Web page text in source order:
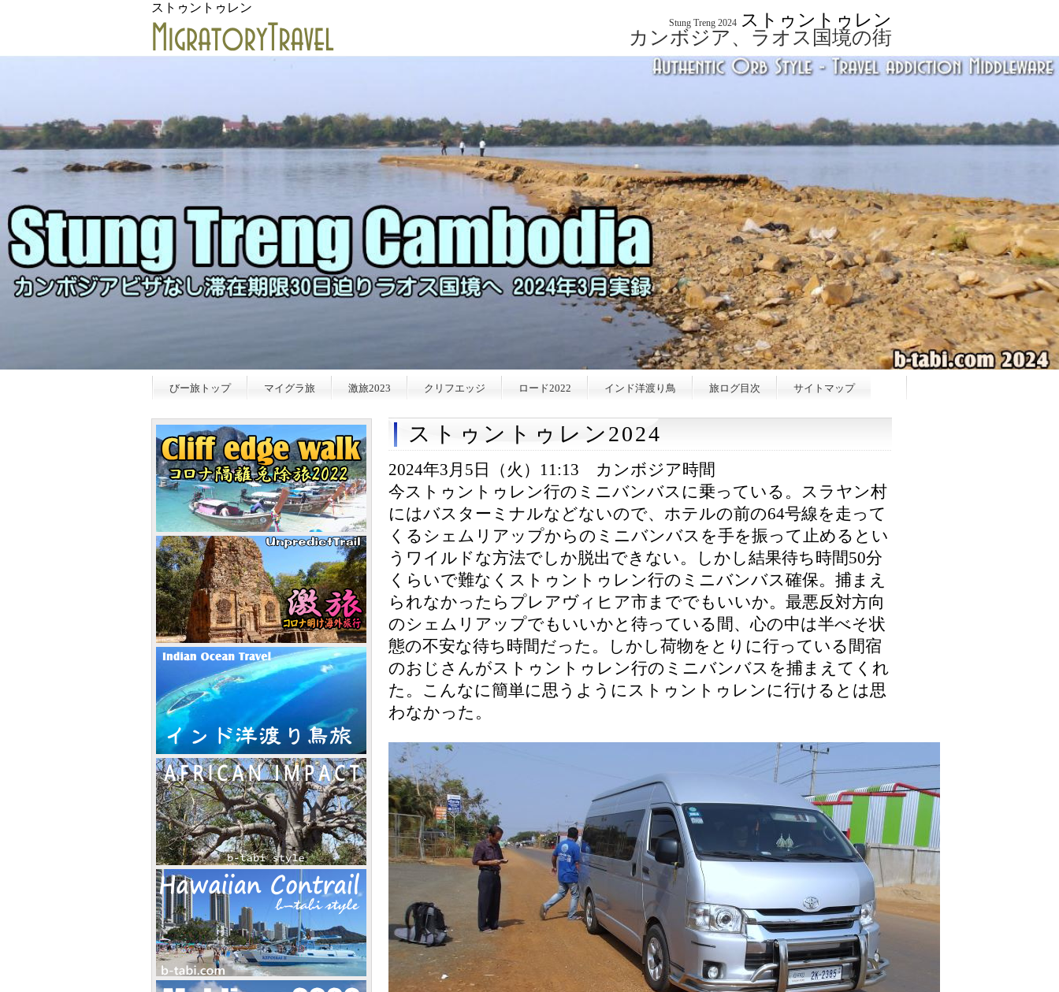
ストゥントゥレン
Stung Treng 2024 ストゥントゥレン
カンボジア、ラオス国境の街
ストゥントゥレン2024
2024年3月5日（火）11:13 カンボジア時間
今ストゥントゥレン行のミニバンバスに乗っている。スラヤン村
にはバスターミナルなどないので、ホテルの前の64号線を走って
くるシェムリアップからのミニバンバスを手を振って止めるとい
うワイルドな方法でしか脱出できない。しかし結果待ち時間50分
くらいで難なくストゥントゥレン行のミニバンバス確保。捕まえ
られなかったらプレアヴィヒア市まででもいいか。最悪反対方向
のシェムリアップでもいいかと待っている間、心の中は半べそ状
態の不安な待ち時間だった。しかし荷物をとりに行っている間宿
のおじさんがストゥントゥレン行のミニバンバスを捕まえてくれ
た。こんなに簡単に思うようにストゥントゥレンに行けるとは思
わなかった。
びー旅トップ マイグラ旅 激旅2023 クリフエッジ ロード2022 インド洋渡り鳥 旅ログ目次 サイトマップ